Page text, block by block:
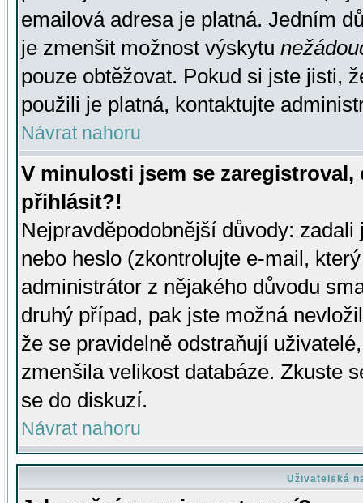
emailová adresa je platná. Jedním
je zmenšit možnost výskytu
pouze obtěžovat. Pokud si jste jisti,
použili je platná, kontaktujte
Návrat nahoru
V minulosti jsem se
přihlásit?!
Nejpravděpodobnější důvody:
nebo heslo (zkontrolujte e-mail,
administrátor z nějakého důvodu
druhý případ, pak jste možná
že se pravidelně odstraňují
zmenšila velikost databáze. Zkuste
se do diskuzí.
Návrat nahoru
Uživatelská